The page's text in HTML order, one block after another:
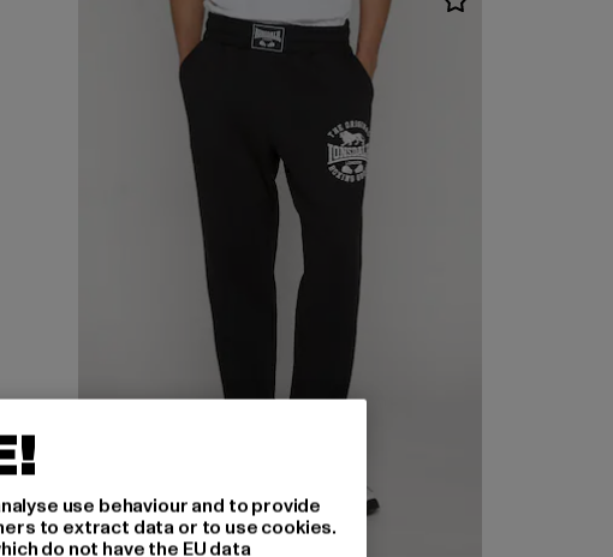
use behaviour and to provide
to extract data or to use cookies.
do not have the EU data